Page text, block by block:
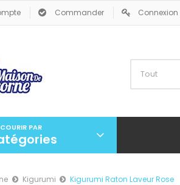
Commander Connexion
PAR
Kigurumi Kigurumi Raton Laveur Rose